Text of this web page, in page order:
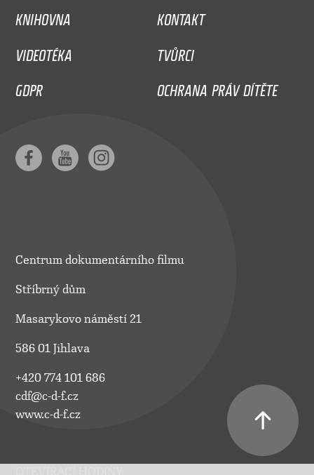
KNIHOVNA
KONTAKT
VIDEOTÉKA
TVŮRCI
GDPR
OCHRANA PRÁV DÍTĚTE
Centrum dokumentárního filmu
Stříbrný dům
Masarykovo náměstí 21
586 01 Jihlava
+420 774 101 686
cdf@c-d-f.cz
www.c-d-f.cz